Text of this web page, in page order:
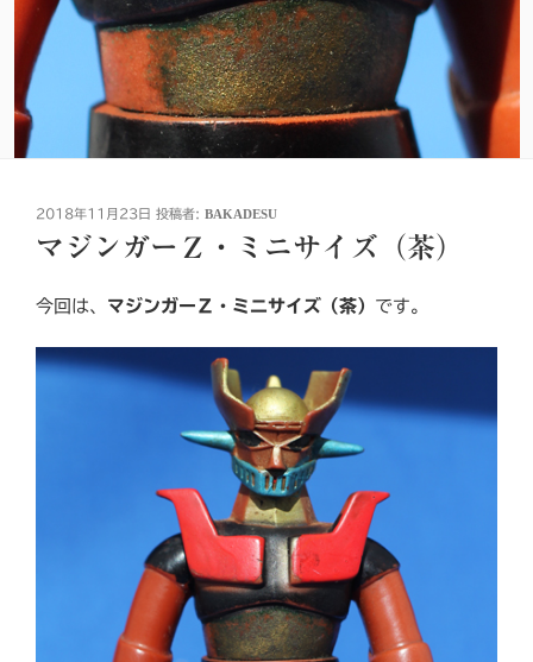
投
日:
2018年11月23日 投稿者: BAKADESU
マジンガーＺ・ミニサイズ（茶）
今回は、 マジンガーＺ・ミニサイズ （茶） です。